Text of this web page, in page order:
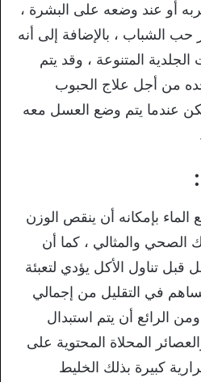
أو عند وضعه على البشرة ،
الشباب ، بالإضافة إلى أنه
الجلدية المتنوعة ، وقد يتم
من أجل علاج الحبوب
عندما يتم وضع العسل معه
بإمكانه أن ينقص الوزن
والمثالي ، كما أن
تناول الأكل يؤدي لتعبئة
في التقليل من إجمالي
الرائع أن يتم استبدال
المحلاة المحتوية على
كبيرة بذلك الخليط